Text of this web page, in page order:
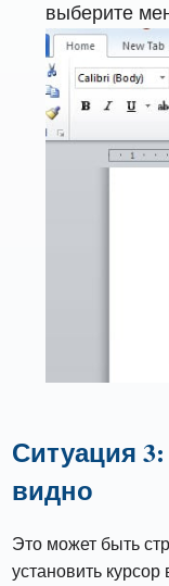
выберите
Ситуация
видно
Это может быть
установить